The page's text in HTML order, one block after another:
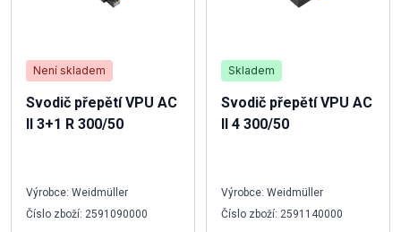
Není skladem
Svodič přepětí VPU AC
II 3+1 R 300/50
Výrobce: Weidmüller
Číslo zboží: 2591090000
Skladem
Svodič přepětí VPU AC
II 4 300/50
Výrobce: Weidmüller
Číslo zboží: 2591140000